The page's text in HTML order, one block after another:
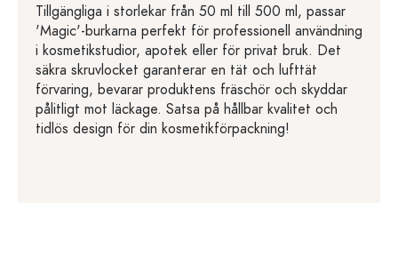
Tillgängliga i storlekar från 50 ml till 500 ml, passar
'Magic'-burkarna perfekt för professionell användning
i kosmetikstudior, apotek eller för privat bruk. Det
säkra skruvlocket garanterar en tät och lufttät
förvaring, bevarar produktens fräschör och skyddar
pålitligt mot läckage. Satsa på hållbar kvalitet och
tidlös design för din kosmetikförpackning!